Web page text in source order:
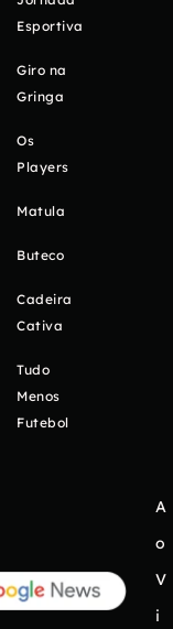
Esportiva
Giro na
Gringa
Os
Players
Matula
Buteco
Cadeira
Cativa
Tudo
Menos
Futebol
A
o
V
i